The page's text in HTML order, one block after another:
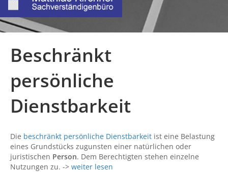
Beschränkt
persönliche
Dienstbarkeit
Die beschränkt persönliche Dienstbarkeit ist eine Belastung
eines Grundstücks zugunsten einer natürlichen oder
juristischen Person. Dem Berechtigten stehen einzelne
Nutzungen zu. -> weiter lesen